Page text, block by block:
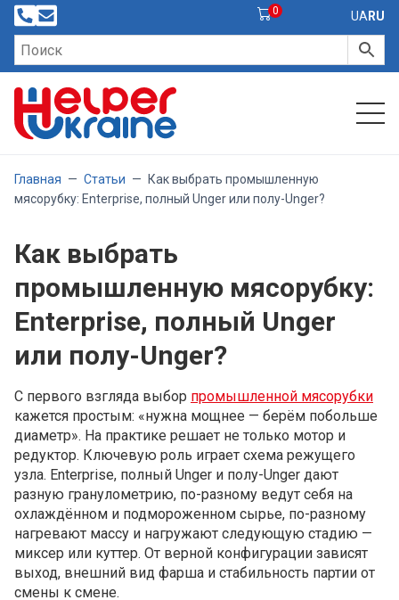
0 UA RU
Главная — Статьи —
Как выбрать промышленную
мясорубку: Enterprise, полный Unger или полу-Unger?
Как выбрать
промышленную мясорубку:
Enterprise, полный Unger
или полу-Unger?
С первого взгляда выбор промышленной мясорубки
кажется простым: «нужна мощнее — берём побольше
диаметр». На практике решает не только мотор и
редуктор. Ключевую роль играет схема режущего
узла. Enterprise, полный Unger и полу-Unger дают
разную гранулометрию, по-разному ведут себя на
охлаждённом и подмороженном сырье, по-разному
нагревают массу и нагружают следующую стадию —
миксер или куттер. От верной конфигурации зависят
выход, внешний вид фарша и стабильность партии от
смены к смене.